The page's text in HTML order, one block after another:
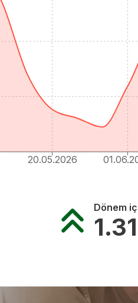
20.05.2026
Dönem